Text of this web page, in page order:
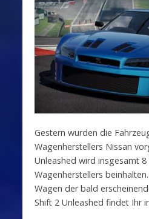
Gestern wurden die
Wagenherstellers Nissan
Unleashed wird insgesamt 8
Wagenherstellers
Wagen der bald
Shift 2 Unleashed findet Ihr